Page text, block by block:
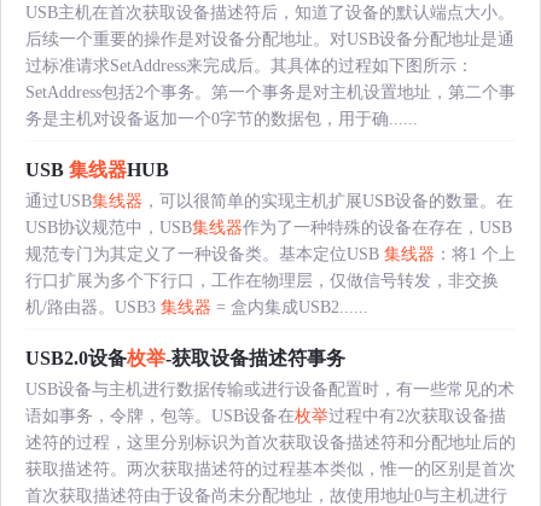
USB主机在首次获取设备描述符后，知道了设备的默认端点大小。
后续一个重要的操作是对设备分配地址。对USB设备分配地址是通
过标准请求SetAddress来完成后。其具体的过程如下图所示：
SetAddress包括2个事务。第一个事务是对主机设置地址，第二个事
务是主机对设备返加一个0字节的数据包，用于确......
USB 集线器HUB
通过USB集线器 ，可以很简单的实现主机扩展USB设备的数量。在
USB协议规范中，USB集线器作为了一种特殊的设备在存在，USB
规范专门为其定义了一种设备类。基本定位USB 集线器 ：将1 个上
行口扩展为多个下行口，工作在物理层，仅做信号转发，非交换
机/路由器。USB3 集线器 = 盒内集成USB2......
USB2.0设备枚举-获取设备描述符事务
USB设备与主机进行数据传输或进行设备配置时，有一些常见的术
语如事务，令牌，包等。USB设备在枚举过程中有2次获取设备描
述符的过程，这里分别标识为首次获取设备描述符和分配地址后的
获取描述符。两次获取描述符的过程基本类似，惟一的区别是首次
首次获取描述符由于设备尚未分配地址，故使用地址0与主机进行